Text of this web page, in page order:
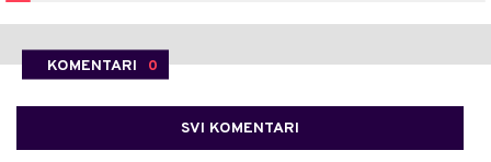
KOMENTARI 0
SVI KOMENTARI